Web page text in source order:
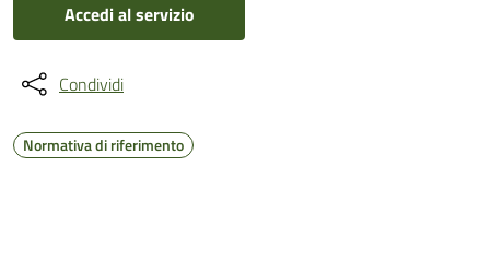
Accedi al servizio
Condividi
Normativa di riferimento